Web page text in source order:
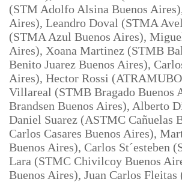
(STM Adolfo Alsina Buenos
Aires), Leandro Doval (STMA
(STMA Azul Buenos Aires),
Aires), Xoana Martinez (STMB
Benito Juarez Buenos Aires),
Aires), Hector Rossi
Villareal (STMB Bragado Buenos
Brandsen Buenos Aires), Alberto
Daniel Suarez (ASTMC Cañuelas
Carlos Casares Buenos Aires),
Buenos Aires), Carlos St´esteben
Lara (STMC Chivilcoy Buenos
Buenos Aires), Juan Carlos